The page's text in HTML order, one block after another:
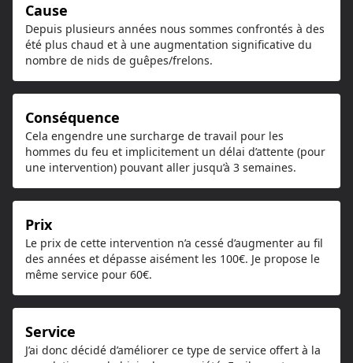
Cause
Depuis plusieurs années nous sommes confrontés à des
été plus chaud et à une augmentation significative du
nombre de nids de guêpes/frelons.
Conséquence
Cela engendre une surcharge de travail pour les
hommes du feu et implicitement un délai d’attente (pour
une intervention) pouvant aller jusqu’à 3 semaines.
Prix
Le prix de cette intervention n’a cessé d’augmenter au fil
des années et dépasse aisément les 100€. Je propose le
même service pour 60€.
Service
J’ai donc décidé d’améliorer ce type de service offert à la